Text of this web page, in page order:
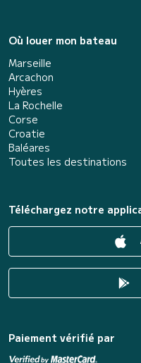
Où louer mon bateau
Marseille
Arcachon
Hyères
La Rochelle
Corse
Croatie
Baléares
Toutes les destinations
Téléchargez notre
Paiement vérifié par